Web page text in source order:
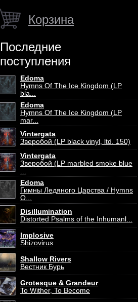
Корзина
Последние
поступления
Edoma
Hymns Of The Ice Kingdom (LP
bla...
Edoma
Hymns Of The Ice Kingdom (LP
mar...
Vintergata
Зверобой (LP black vinyl, ltd. 150)
Vintergata
Зверобой (LP marbled smoke blue
...
Edoma
Гимны Ледяного Царства / Hymns
O...
Disillumination
Distorted Psalms of the Inhumanl...
Implosive
Shizovirus
Shallow Rivers
Вестник Бурь
Grotesque & Grandeur
To Wither, To Become